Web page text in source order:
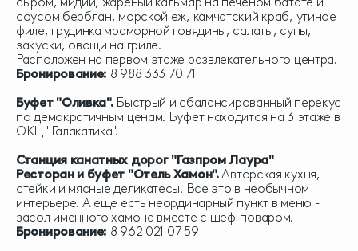
соусом берблан, морской еж, камчатский краб, утиное
филе, грудинка мраморной говядины, салаты, супы,
закуски, овощи на гриле.
Расположен на первом этаже развлекательного центра.
Бронирование: 8 988 333 70 71
Буфет "Оливка".Быстрый и сбалансированный перекус
по демократичным ценам. Буфет находится на 3 этаже в
ОКЦ "Галакатика".
Станция канатных дорог "Газпром Лаура"
Ресторан и буфет "Отель Хамон".Авторская кухня,
стейки и мясные деликатесы. Все это в необычном
интерьере. А еще есть неординарный пункт в меню -
засол именного хамона вместе с шеф-поваром.
Бронирование: 8 962 021 07 59